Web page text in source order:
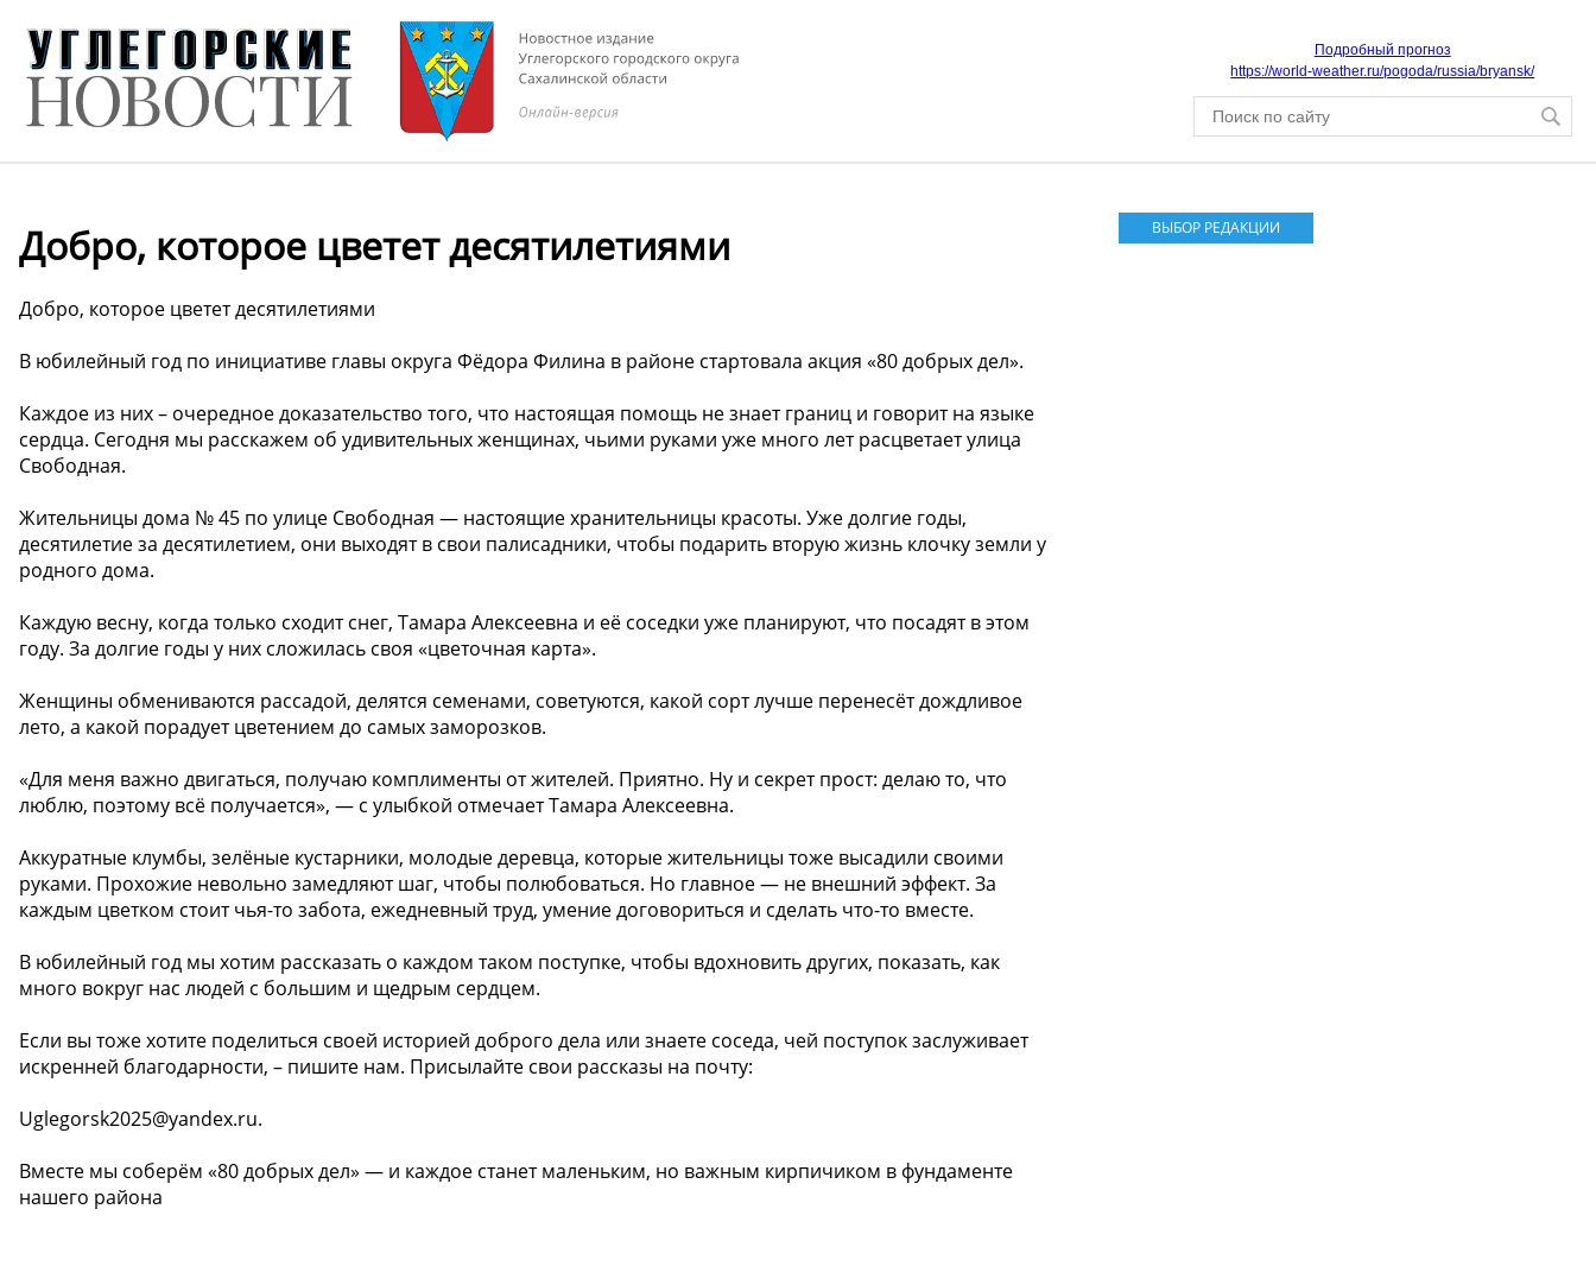
Подробный прогноз
https://world-weather.ru/pogoda/russia/bryansk/
Добро, которое цветет десятилетиями
Добро, которое цветет десятилетиями
В юбилейный год по инициативе главы округа Фёдора Филина в районе стартовала акция «80 добрых дел».
Каждое из них – очередное доказательство того, что настоящая помощь не знает границ и говорит на языке
сердца. Сегодня мы расскажем об удивительных женщинах, чьими руками уже много лет расцветает улица
Свободная.
Жительницы дома № 45 по улице Свободная — настоящие хранительницы красоты. Уже долгие годы,
десятилетие за десятилетием, они выходят в свои палисадники, чтобы подарить вторую жизнь клочку земли у
родного дома.
Каждую весну, когда только сходит снег, Тамара Алексеевна и её соседки уже планируют, что посадят в этом
году. За долгие годы у них сложилась своя «цветочная карта».
Женщины обмениваются рассадой, делятся семенами, советуются, какой сорт лучше перенесёт дождливое
лето, а какой порадует цветением до самых заморозков.
«Для меня важно двигаться, получаю комплименты от жителей. Приятно. Ну и секрет прост: делаю то, что
люблю, поэтому всё получается», — с улыбкой отмечает Тамара Алексеевна.
Аккуратные клумбы, зелёные кустарники, молодые деревца, которые жительницы тоже высадили своими
руками. Прохожие невольно замедляют шаг, чтобы полюбоваться. Но главное — не внешний эффект. За
каждым цветком стоит чья-то забота, ежедневный труд, умение договориться и сделать что-то вместе.
В юбилейный год мы хотим рассказать о каждом таком поступке, чтобы вдохновить других, показать, как
много вокруг нас людей с большим и щедрым сердцем.
Если вы тоже хотите поделиться своей историей доброго дела или знаете соседа, чей поступок заслуживает
искренней благодарности, – пишите нам. Присылайте свои рассказы на почту:
Uglegorsk2025@yandex.ru.
Вместе мы соберём «80 добрых дел» — и каждое станет маленьким, но важным кирпичиком в фундаменте
нашего района ️
ВЫБОР РЕДАКЦИИ